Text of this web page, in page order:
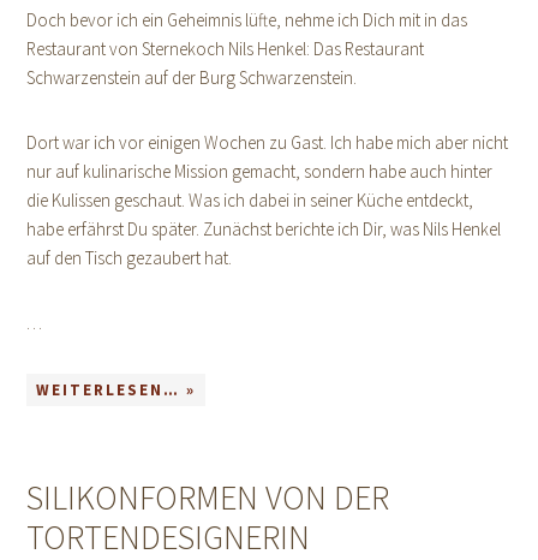
Doch bevor ich ein Geheimnis lüfte, nehme ich Dich mit in das
Restaurant von Sternekoch Nils Henkel: Das Restaurant
Schwarzenstein auf der Burg Schwarzenstein.
Dort war ich vor einigen Wochen zu Gast. Ich habe mich aber nicht
nur auf kulinarische Mission gemacht, sondern habe auch hinter
die Kulissen geschaut. Was ich dabei in seiner Küche entdeckt,
habe erfährst Du später. Zunächst berichte ich Dir, was Nils Henkel
auf den Tisch gezaubert hat.
…
WEITERLESEN… »
SILIKONFORMEN VON DER
TORTENDESIGNERIN